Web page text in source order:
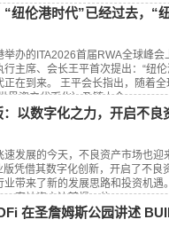
“纽伦港时代”已经过去，“
举办的ITA2026首届RWA全球峰会
行主席、会长王平首次提出：“纽
正在到来。 王平会长指出，随着全
界资产代币化）及链上金...
以数字化之力，开启不良
速发展的今天，不良资产市场也迎
版凭借其数字化创新，开启了不良
业带来了新的发展思路和投资机遇
一直被资产流转慢、信...
在圣詹姆斯公园讲述